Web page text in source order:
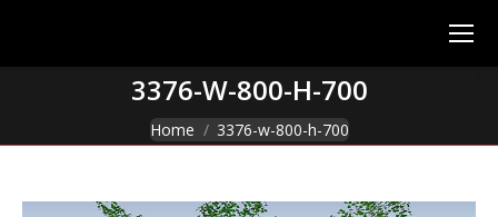
3376-W-800-H-700
You are here:
Home 3376-w-800-h-700